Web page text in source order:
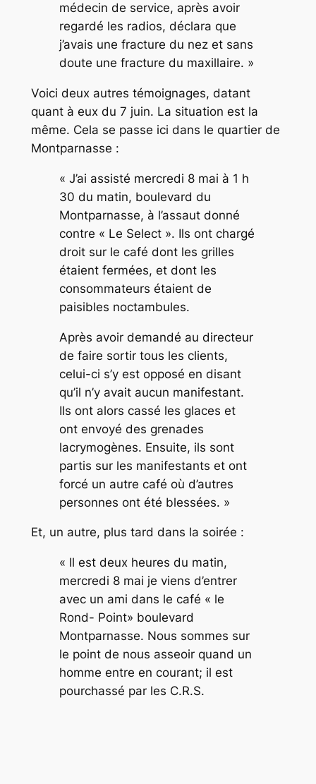
médecin de service, après avoir
regardé les radios, déclara que
j’avais une fracture du nez et sans
doute une fracture du maxillaire. »
Voici deux autres témoignages, datant
quant à eux du 7 juin. La situation est la
même. Cela se passe ici dans le quartier de
Montparnasse :
« J’ai assisté mercredi 8 mai à 1 h
30 du matin, boulevard du
Montparnasse, à l’assaut donné
contre « Le Select ». Ils ont chargé
droit sur le café dont les grilles
étaient fermées, et dont les
consommateurs étaient de
paisibles noctambules.
Après avoir demandé au directeur
de faire sortir tous les clients,
celui-ci s’y est opposé en disant
qu’il n’y avait aucun manifestant.
Ils ont alors cassé les glaces et
ont envoyé des grenades
lacrymogènes. Ensuite, ils sont
partis sur les manifestants et ont
forcé un autre café où d’autres
personnes ont été blessées. »
Et, un autre, plus tard dans la soirée :
« Il est deux heures du matin,
mercredi 8 mai je viens d’entrer
avec un ami dans le café « le
Rond- Point» boulevard
Montparnasse. Nous sommes sur
le point de nous asseoir quand un
homme entre en courant; il est
pourchassé par les C.R.S.